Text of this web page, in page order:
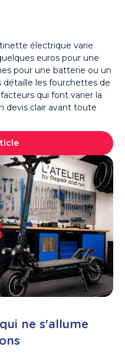
électrique varie
euros pour une
pour une batterie ou un
détaille les fourchettes de
qui font varier la
devis clair avant toute
ne s'allume